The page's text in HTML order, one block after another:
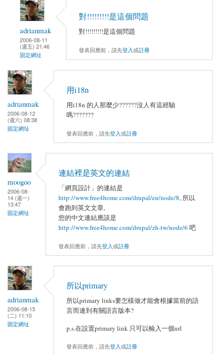
adrianmak
2006-08-11
(週五) 21:46
固定網址
對!!!!!!!!!是這個問題
對!!!!!!!!!是這個問題
發表回應前，請先登入或註冊
adrianmak
2006-08-12
(週六) 08:38
固定網址
用i18n
用i18n 的人那麼少??????沒人有這經驗
嗎???????
發表回應前，請先登入或註冊
moogoo
2006-08-
14 (週一)
13:47
固定網址
連結裡是英文的連結
「網頁設計」的連結是
http://www.free4home.com/drupal/en/node/8, 所以
會跑到英文文章,
您的中文連結應該是
http://www.free4home.com/drupal/zh-tw/node/6 吧
發表回應前，請先登入或註冊
adrianmak
2006-08-15
(二) 11:10
固定網址
所以primary
所以primary links要怎樣做才能會根據當前的語
言而連到有關語言版本?
p.s.在設置primary link 只可以輸入一個url
發表回應前，請先登入或註冊